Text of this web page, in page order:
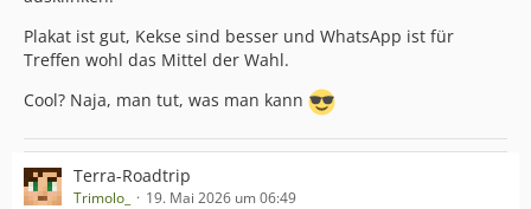
Plakat ist gut, Kekse sind besser und WhatsApp ist für
Treffen wohl das Mittel der Wahl.
Cool? Naja, man tut, was man kann
Terra-Roadtrip
Trimolo_ 19. Mai 2026 um 06:49